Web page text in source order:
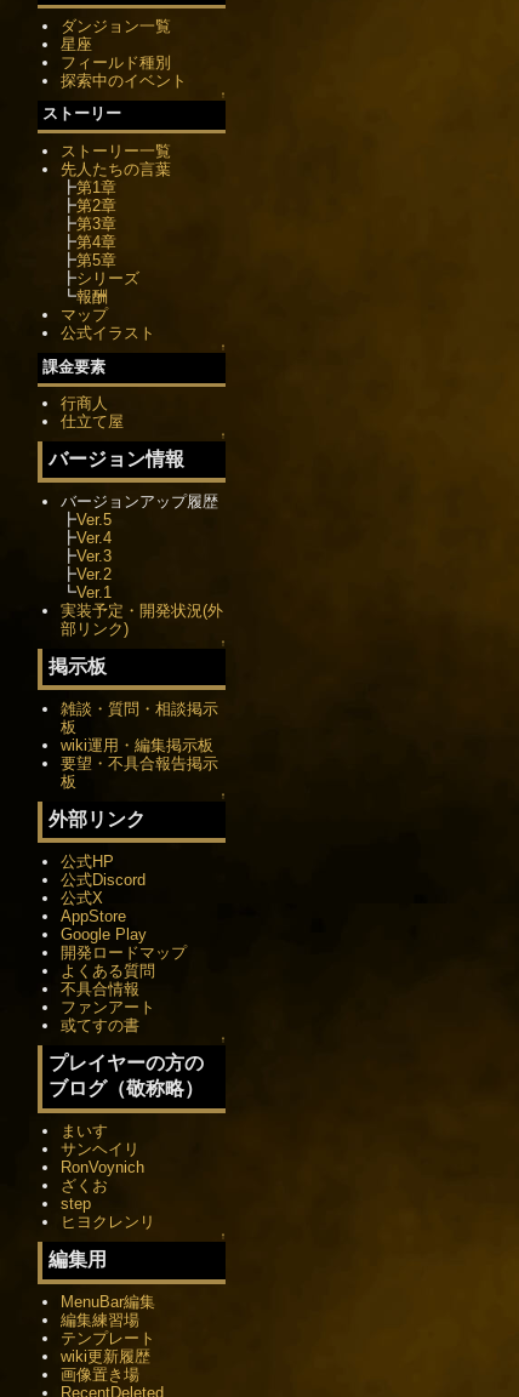
ダンジョン一覧
星座
フィールド種別
探索中のイベント
↑
ストーリー
ストーリー一覧
先人たちの言葉
┣第1章
┣第2章
┣第3章
┣第4章
┣第5章
┣シリーズ
┗報酬
マップ
公式イラスト
↑
課金要素
行商人
仕立て屋
↑
バージョン情報
バージョンアップ履歴
┣Ver.5
┣Ver.4
┣Ver.3
┣Ver.2
┗Ver.1
実装予定・開発状況(外
部リンク)
↑
掲示板
雑談・質問・相談掲示
板
wiki運用・編集掲示板
要望・不具合報告掲示
板
↑
外部リンク
公式HP
公式Discord
公式X
AppStore
Google Play
開発ロードマップ
よくある質問
不具合情報
ファンアート
或てすの書
↑
プレイヤーの方の
ブログ（敬称略）
まいす
サンヘイリ
RonVoynich
ざくお
step
ヒヨクレンリ
↑
編集用
MenuBar編集
編集練習場
テンプレート
wiki更新履歴
画像置き場
RecentDeleted